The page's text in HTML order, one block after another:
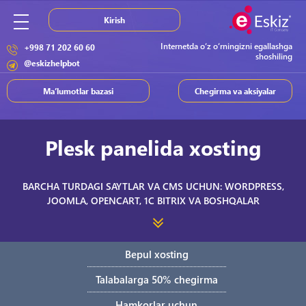
Internetda o‘z o‘rningizni egallashga
shoshiling
+998 71 202 60 60
@eskizhelpbot
Chegirma va aksiyalar
Ma’lumotlar bazasi
Kirish
Plesk panelida xosting
BARCHA TURDAGI SAYTLAR VA CMS UCHUN: WORDPRESS,
JOOMLA, OPENCART, 1C BITRIX VA BOSHQALAR
Virtual xosting nima?
Xosting (inglizcha hosting) – xosting operatorning o‘zidagi
masofaviy serverda sayt va uni boshqarish instrumentlari uchun
Bepul xosting
Talabalarga 50% chegirma